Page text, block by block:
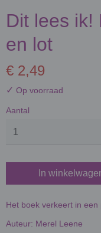
Dit lees ik!
en lot
€ 2,49
✓ Op voorraad
Aantal
In
Het boek verkeert in een
Auteur: Merel Leene